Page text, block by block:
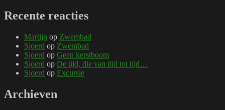
Recente reacties
Martijn op Zwembad
Sjoerd op Zwembad
Sjoerd op Geen kerstboom
Sjoerd op De tijd, die van tijd tot tijd…
Sjoerd op Excursie
Archieven